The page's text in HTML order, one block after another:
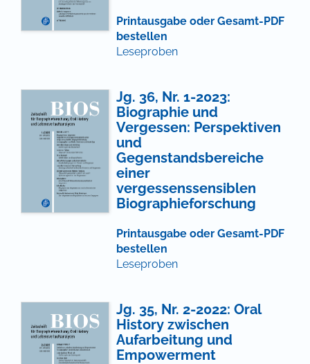
Printausgabe oder Gesamt-PDF
bestellen
Leseproben
Jg. 36, Nr. 1-2023:
Biographie und
Vergessen: Perspektiven
und
Gegenstandsbereiche
einer
vergessenssensiblen
Biographieforschung
Printausgabe oder Gesamt-PDF
bestellen
Leseproben
Jg. 35, Nr. 2-2022: Oral
History zwischen
Aufarbeitung und
Empowerment